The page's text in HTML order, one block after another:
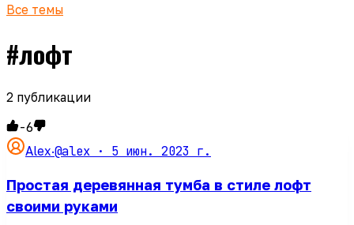
Все темы
#лофт
2 публикации
-6
Alex·@alex · 5 июн. 2023 г.
Простая деревянная тумба в стиле лофт
своими руками